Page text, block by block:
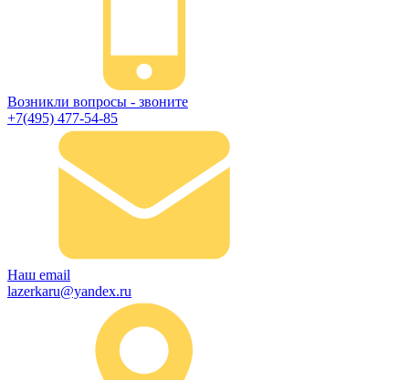
Возникли вопросы - звоните
+7(495) 477-54-85
Наш email
lazerkaru@yandex.ru